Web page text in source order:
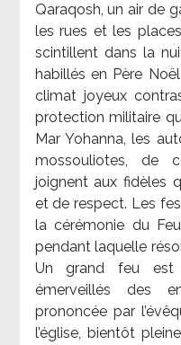
Qaraqosh, un air de
les rues et les
scintillent dans la
habillés en Père
climat joyeux
protection militaire
Mar Yohanna, les
mossouliotes, de
joignent aux fidèles
et de respect. Les
la cérémonie du
pendant laquelle
Un grand feu est
émerveillés des
prononcée par
l’église, bientôt